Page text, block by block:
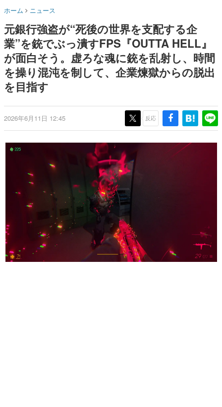
名作ゲームクリエイターの方々に製作時のエピソードをお
きます。
赫本
この物語を解いてはいけない。『赫本』は、〈試験問題〉
の形をした短編ホラー小説集です。
ゲーム世代の作家たち
ゲームに多大な影響を受けた作家さんに取材し、ゲームが
日本モバイルゲーム産業史
日本のモバイルゲーム史における主要なトピック・タイト
ルを網羅するほか、開発者へのインタビューや識者による
解説を掲載。約20年の歴史が一望できる決定版！
若ゲのいたり〜ゲームクリエイターの青春〜
『うつヌケ』『ペンと箸』等で知られるマンガ家・田中圭
一先生によるゲーム業界レポートマンガです。
なんでゲームは面白い？
ゲーム開発者・hamatsu氏がゲームの魅力を画面や操作の
具体的な形から解き明かしていく、硬派で骨太な評論連載
対応しSNSで話題に。『キング
プロ野球選手から称賛の声
ホーム ニュース
元銀行強盗が“死後の世界を支配する企
業”を銃でぶっ潰すFPS『OUTTA HELL』
が面白そう。虚ろな魂に銃を乱射し、時間
を操り混沌を制して、企業煉獄からの脱出
を目指す
2026年6月11日 12:45 反応